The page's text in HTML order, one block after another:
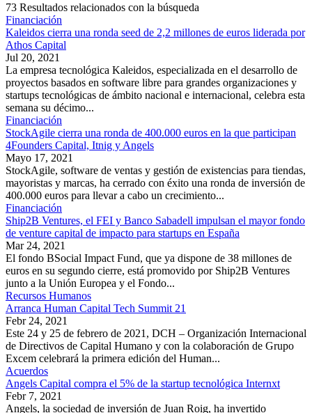
73 Resultados relacionados con la búsqueda
Financiación
Kaleidos cierra una ronda seed de 2,2 millones de euros liderada por
Athos Capital
Jul 20, 2021
La empresa tecnológica Kaleidos, especializada en el desarrollo de
proyectos basados en software libre para grandes organizaciones y
startups tecnológicas de ámbito nacional e internacional, celebra esta
semana su décimo...
Financiación
StockAgile cierra una ronda de 400.000 euros en la que participan
4Founders Capital, Itnig y Angels
Mayo 17, 2021
StockAgile, software de ventas y gestión de existencias para tiendas,
mayoristas y marcas, ha cerrado con éxito una ronda de inversión de
400.000 euros para llevar a cabo un crecimiento...
Financiación
Ship2B Ventures, el FEI y Banco Sabadell impulsan el mayor fondo
de venture capital de impacto para startups en España
Mar 24, 2021
El fondo BSocial Impact Fund, que ya dispone de 38 millones de
euros en su segundo cierre, está promovido por Ship2B Ventures
junto a la Unión Europea y el Fondo...
Recursos Humanos
Arranca Human Capital Tech Summit 21
Febr 24, 2021
Este 24 y 25 de febrero de 2021, DCH – Organización Internacional
de Directivos de Capital Humano y con la colaboración de Grupo
Excem celebrará la primera edición del Human...
Acuerdos
Angels Capital compra el 5% de la startup tecnológica Internxt
Febr 7, 2021
Angels, la sociedad de inversión de Juan Roig, ha invertido